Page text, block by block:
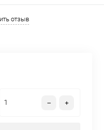
отзыв